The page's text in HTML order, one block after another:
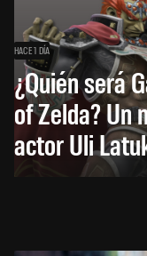
HACE 1 DÍA
¿Quién será
of Zelda? Un
actor Uli